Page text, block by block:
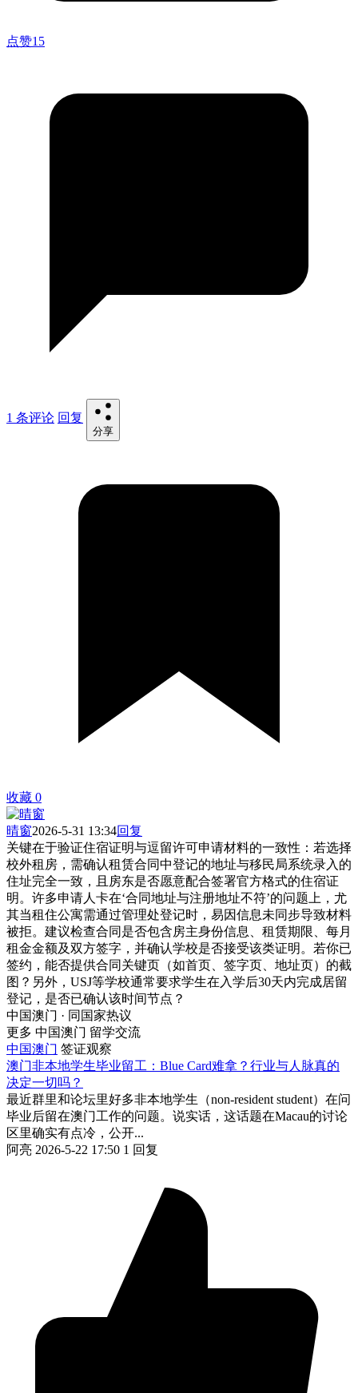
点赞15
1 条评论 回复
分享
收藏 0
晴窗2026-5-31 13:34回复
关键在于验证住宿证明与逗留许可申请材料的一致性：若选择
校外租房，需确认租赁合同中登记的地址与移民局系统录入的
住址完全一致，且房东是否愿意配合签署官方格式的住宿证
明。许多申请人卡在‘合同地址与注册地址不符’的问题上，尤
其当租住公寓需通过管理处登记时，易因信息未同步导致材料
被拒。建议检查合同是否包含房主身份信息、租赁期限、每月
租金金额及双方签字，并确认学校是否接受该类证明。若你已
签约，能否提供合同关键页（如首页、签字页、地址页）的截
图？另外，USJ等学校通常要求学生在入学后30天内完成居留
登记，是否已确认该时间节点？
中国澳门 · 同国家热议
更多 中国澳门 留学交流
中国澳门 签证观察
澳门非本地学生毕业留工：Blue Card难拿？行业与人脉真的
决定一切吗？
最近群里和论坛里好多非本地学生（non-resident student）在问
毕业后留在澳门工作的问题。说实话，这话题在Macau的讨论
区里确实有点冷，公开...
阿亮 2026-5-22 17:50 1 回复